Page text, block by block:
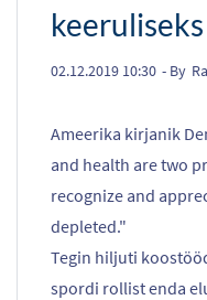
keeruliseks
02.12.2019 10:30 - By
Ameerika kirjanik
and health are two
recognize and
depleted."
Tegin hiljuti
spordi rollist enda